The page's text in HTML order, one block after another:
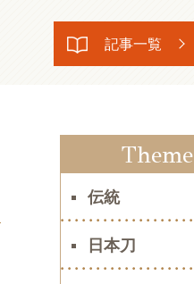
記事一覧
Theme
伝統
日本刀